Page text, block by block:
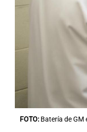
FOTO: Batería de GM